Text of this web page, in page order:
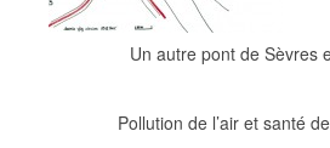
Un autre pont de Sèvres
Pollution de l’air et santé